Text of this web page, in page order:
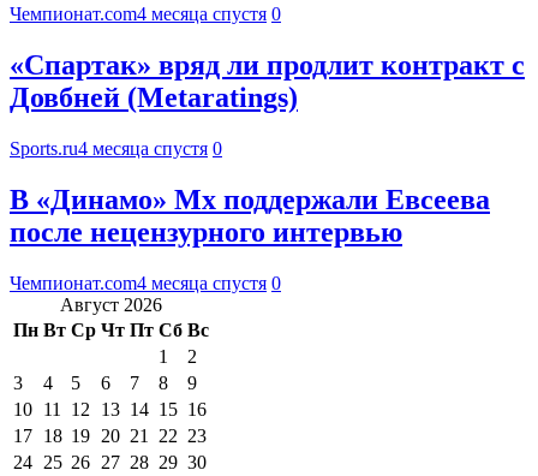
Чемпионат.com4 месяца спустя 0
«Спартак» вряд ли продлит контракт с
Довбней (Metaratings)
Sports.ru4 месяца спустя 0
В «Динамо» Мх поддержали Евсеева
после нецензурного интервью
Чемпионат.com4 месяца спустя 0
Август 2026
Пн Вт Ср Чт Пт Сб Вс
1
2
3
4 5 6 7 8
9
10 11 12 13 14 15 16
17 18 19 20 21 22 23
24 25 26 27 28 29 30